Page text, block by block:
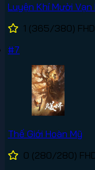
Luyện Khí Mười Vạn
1 (365/380) FHD
#7
Thế Giới Hoàn Mỹ
0 (280/280)